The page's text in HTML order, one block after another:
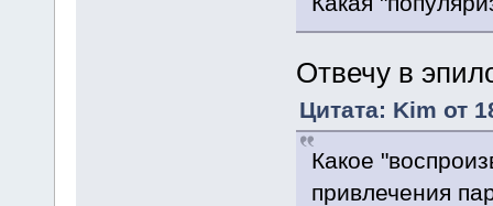
Отвечу в
Цитата: Kim от
Какое
привлечения